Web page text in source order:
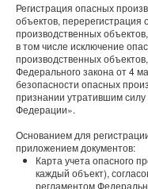
Регистрация опасных
объектов, перерегистрация
производственных
в том числе исключение
производственных
Федерального закона от 4
безопасности опасных
признании утратившим силу
Федерации».
Основанием для
приложением документов:
Карта учета опасного
каждый объект),
регламентом